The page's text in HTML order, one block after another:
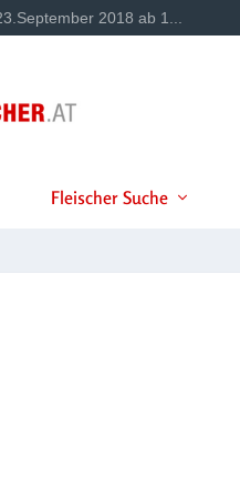
2018 ab 1...
Fleischer Suche